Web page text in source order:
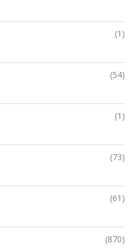
(1)
(54)
(1)
(73)
(61)
(870)